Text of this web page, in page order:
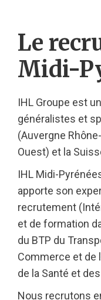
Le
Midi-
IHL Groupe est
généralistes et
(Auvergne
Ouest) et la
IHL Midi-
apporte son
recrutement
et de formation
du BTP du
Commerce et de
de la Santé et
Nous recrutons